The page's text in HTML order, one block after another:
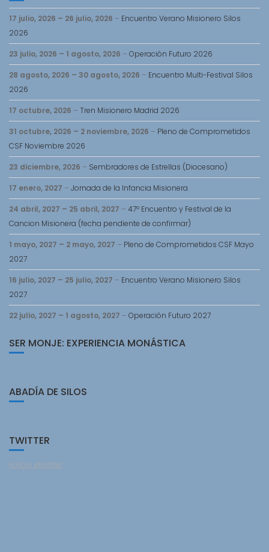
17 julio, 2026 – 26 julio, 2026 – Encuentro Verano Misionero Silos
2026
23 julio, 2026 – 1 agosto, 2026 – Operación Futuro 2026
28 agosto, 2026 – 30 agosto, 2026 – Encuentro Multi-Festival Silos
2026
17 octubre, 2026 – Tren Misionero Madrid 2026
31 octubre, 2026 – 2 noviembre, 2026 – Pleno de Comprometidos
CSF Noviembre 2026
23 diciembre, 2026 – Sembradores de Estrellas (Diocesano)
17 enero, 2027 – Jornada de la Infancia Misionera
24 abril, 2027 – 25 abril, 2027 – 47º Encuentro y Festival de la
Cancion Misionera (fecha pendiente de confirmar)
1 mayo, 2027 – 2 mayo, 2027 – Pleno de Comprometidos CSF Mayo
2027
16 julio, 2027 – 25 julio, 2027 – Encuentro Verano Misionero Silos
2027
22 julio, 2027 – 1 agosto, 2027 – Operación Futuro 2027
SER MONJE: EXPERIENCIA MONÁSTICA
ABADÍA DE SILOS
TWITTER
Follow @twitter